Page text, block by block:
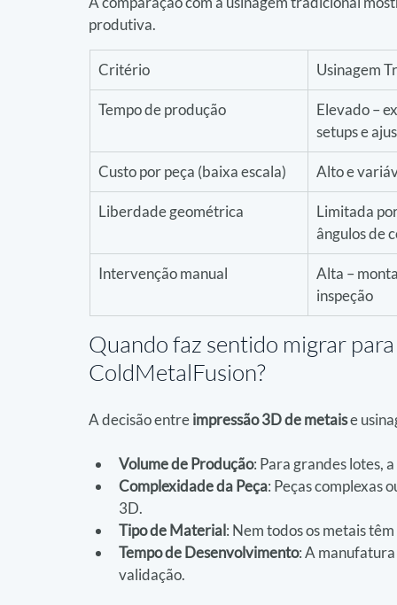
produtiva.
Critério Usinagem
Tempo de produção
Elevado –
setups e
Custo por peça (baixa escala) Alto e
Liberdade geométrica
Limitada
ângulos de
Intervenção manual
Alta –
inspeção
Quando faz sentido migrar
ColdMetalFusion?
A decisão entre impressão 3D de metais e
Volume de Produção: Para grandes lotes,
Complexidade da Peça: Peças complexas
3D.
Tipo de Material: Nem todos os metais
Tempo de Desenvolvimento: A
validação.